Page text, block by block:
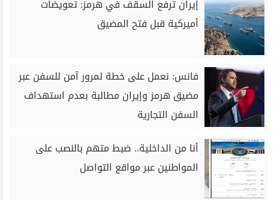
إيران ترفع السقف في هرمز: تعويضات
أميركية قبل فتح المضيق
فانس: نعمل على خطة لمرور آمن للسفن عبر
مضيق هرمز وإيران مطالبة بعدم استهداف
السفن التجارية
أنا من الداخلية.. ضبط متهم بالنصب على
المواطنين عبر مواقع التواصل